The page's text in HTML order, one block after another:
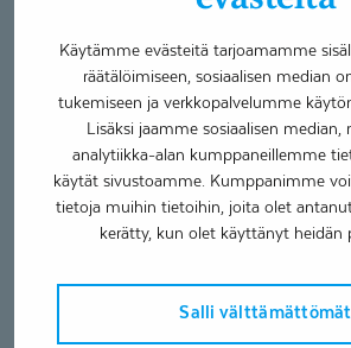
Käytämme evästeitä tarjoamamme
räätälöimiseen, sosiaalisen median
tukemiseen ja verkkopalvelumme
Lisäksi jaamme sosiaalisen median,
analytiikka-alan kumppaneillemme
käytät sivustoamme. Kumppanimme
tietoja muihin tietoihin, joita olet
kerätty, kun olet käyttänyt heidän
Salli välttämättömät
Elämänpuun toiminnan siirtyminen
edelliseltä toimijalta ei vaikuta
nykyiseen henkilöstöön. Kokenut
samoissa tehtävissä ja toimipaikoissa
laadukkaita palveluita. Coronaria
tulee työskentelemään noin 20 hoito-
osaajaa.
“Jatkamme hyvillä mielin Elämänpuun
vakiintunutta toimintaa. Meille on